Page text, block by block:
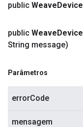
public WeaveDevice
public WeaveDevice
String message)
Parâmetros
errorCode
mensagem